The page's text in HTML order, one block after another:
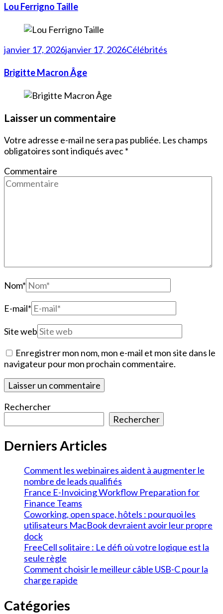
Lou Ferrigno Taille
janvier 17, 2026janvier 17, 2026Célébrités
Brigitte Macron Âge
Laisser un commentaire
Votre adresse e-mail ne sera pas publiée. Les champs
obligatoires sont indiqués avec*
Commentaire
Nom*
E-mail*
Site web
Enregistrer mon nom, mon e-mail et mon site dans le
navigateur pour mon prochain commentaire.
Rechercher
Rechercher
Derniers Articles
Comment les webinaires aident à augmenter le
nombre de leads qualifiés
France E-Invoicing Workflow Preparation for
Finance Teams
Coworking, open space, hôtels : pourquoi les
utilisateurs MacBook devraient avoir leur propre
dock
FreeCell solitaire : Le défi où votre logique est la
seule règle
Comment choisir le meilleur câble USB-C pour la
charge rapide
Catégories